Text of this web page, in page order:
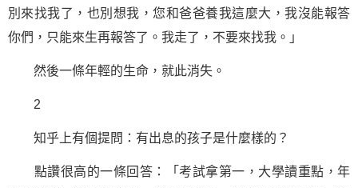
別來找我了，也別想我，您和爸爸養我這麼大，我沒能報答
你們，只能來生再報答了。我走了，不要來找我。」
然後一條年輕的生命 ，就此消失。
2
知乎上有個提問：有出息的孩子是什麼樣的？
點讚很高的一條回答：「考試拿第一，大學讀重點，年